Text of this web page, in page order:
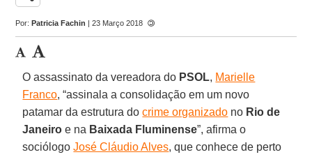
Por:Patricia Fachin | 23 Março 2018
O assassinato da vereadora do PSOL, Marielle
Franco, “assinala a consolidação em um novo
patamar da estrutura docrime organizado no Rio de
Janeiro e na Baixada Fluminense”, afirma o
sociólogoJosé Cláudio Alves, que conhece de perto